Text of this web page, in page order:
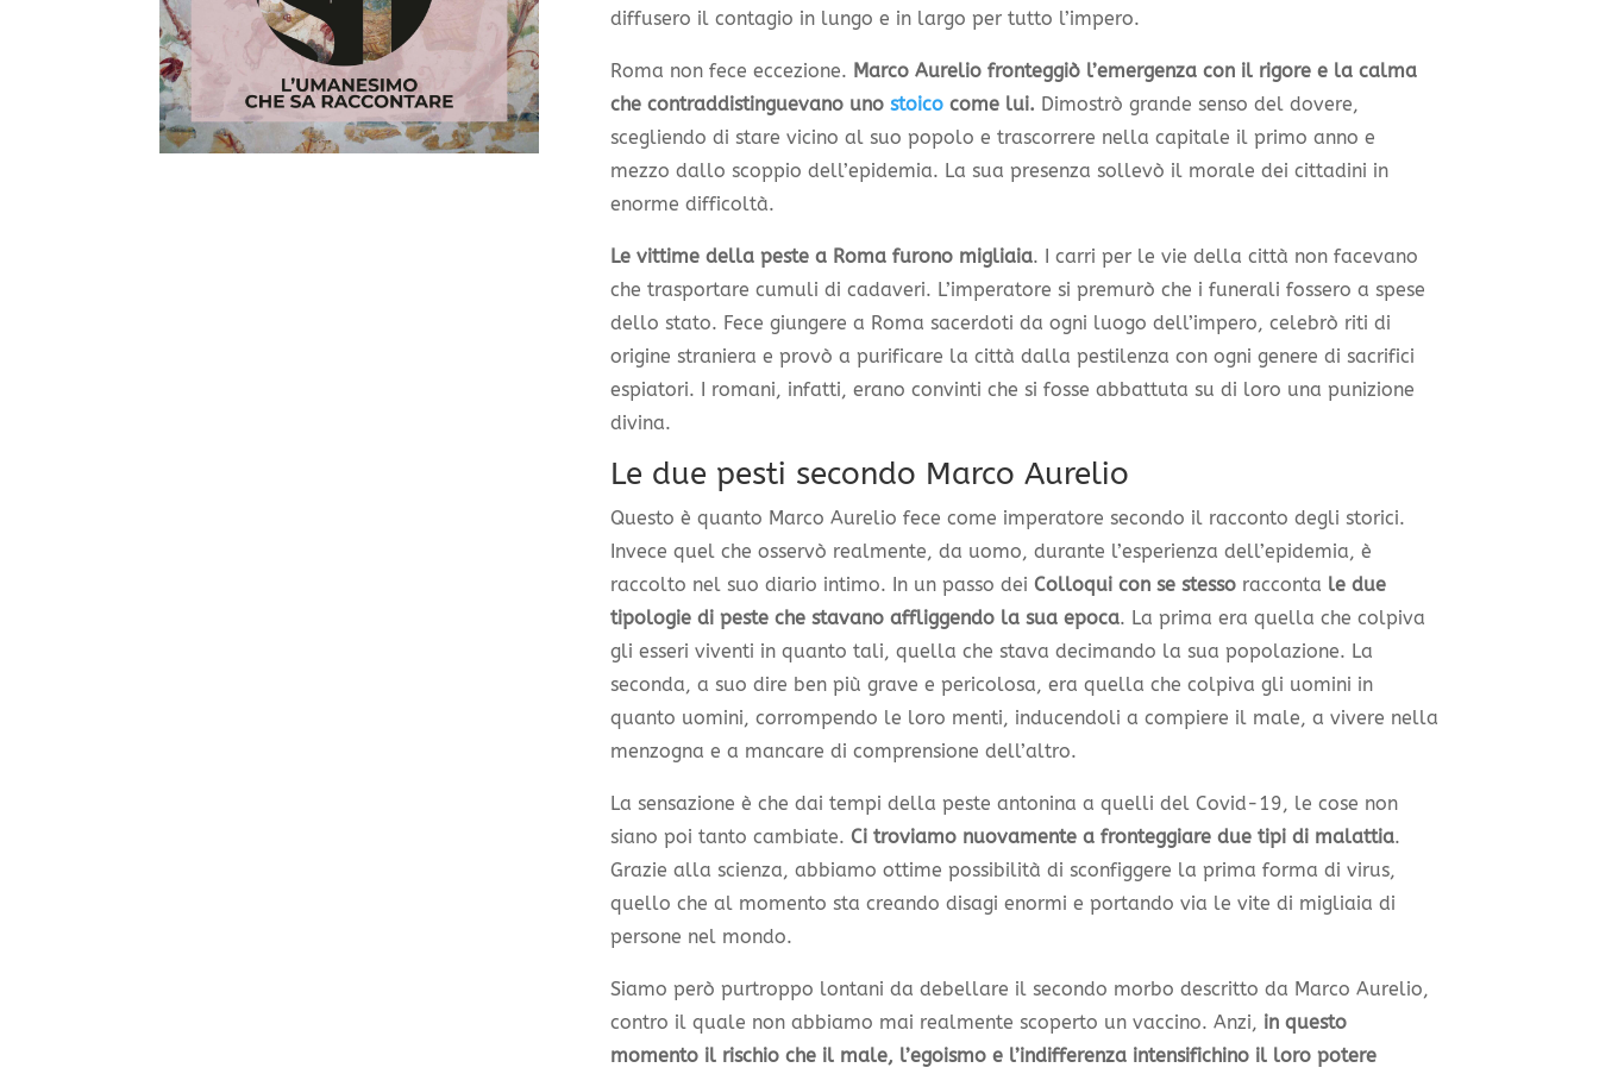
diffusero il contagio in lungo e in largo per tutto l’impero.
Roma non fece eccezione. Marco Aurelio fronteggiò l’emergenza con il rigore e la calma
che contraddistinguevano uno stoicocome lui. Dimostrò grande senso del dovere,
scegliendo di stare vicino al suo popolo e trascorrere nella capitale il primo anno e
mezzo dallo scoppio dell’epidemia. La sua presenza sollevò il morale dei cittadini in
enorme difficoltà.
Le vittime della peste a Roma furono migliaia. I carri per le vie della città non facevano
che trasportare cumuli di cadaveri. L’imperatore si premurò che i funerali fossero a spese
dello stato. Fece giungere a Roma sacerdoti da ogni luogo dell’impero, celebrò riti di
origine straniera e provò a purificare la città dalla pestilenza con ogni genere di sacrifici
espiatori. I romani, infatti, erano convinti che si fosse abbattuta su di loro una punizione
divina.
Le due pesti secondo Marco Aurelio
Questo è quanto Marco Aurelio fece come imperatore secondo il racconto degli storici.
Invece quel che osservò realmente, da uomo, durante l’esperienza dell’epidemia, è
raccolto nel suo diario intimo. In un passo dei Colloqui con se stessoracconta le due
tipologie di peste che stavano affliggendo la sua epoca. La prima era quella che colpiva
gli esseri viventi in quanto tali, quella che stava decimando la sua popolazione. La
seconda, a suo dire ben più grave e pericolosa, era quella che colpiva gli uomini in
quanto uomini, corrompendo le loro menti, inducendoli a compiere il male, a vivere nella
menzogna e a mancare di comprensione dell’altro.
La sensazione è che dai tempi della peste antonina a quelli del Covid-19, le cose non
siano poi tanto cambiate. Ci troviamo nuovamente a fronteggiare due tipi di malattia.
Grazie alla scienza, abbiamo ottime possibilità di sconfiggere la prima forma di virus,
quello che al momento sta creando disagi enormi e portando via le vite di migliaia di
persone nel mondo.
Siamo però purtroppo lontani da debellare il secondo morbo descritto da Marco Aurelio,
contro il quale non abbiamo mai realmente scoperto un vaccino. Anzi, in questo
momento il rischio che il male, l’egoismo e l’indifferenza intensifichino il loro potere